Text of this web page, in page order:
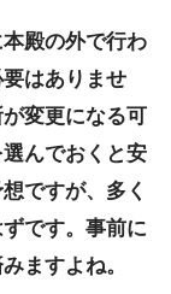
殿の外で行わ
はありませ
変更になる可
んでおくと安
ですが、多く
です。事前に
ますよね。